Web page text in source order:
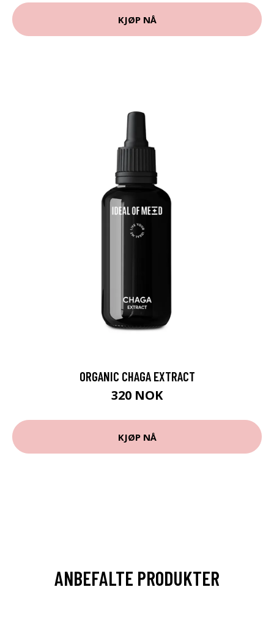
KJØP NÅ
ORGANIC CHAGA EXTRACT
320 NOK
KJØP NÅ
ANBEFALTE PRODUKTER